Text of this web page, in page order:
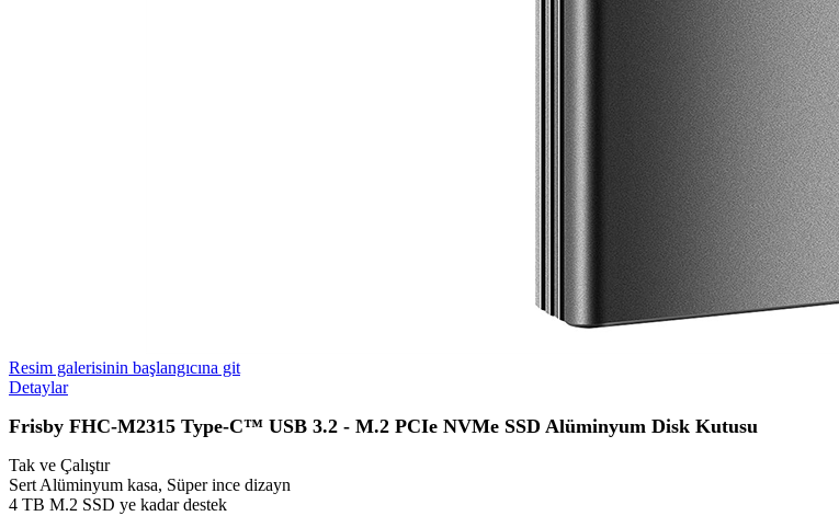
Resim galerisinin başlangıcına git
Detaylar
Frisby FHC-M2315 Type-C™ USB 3.2 - M.2 PCIe NVMe SSD Alüminyum Disk Kutusu
Tak ve Çalıştır
Sert Alüminyum kasa, Süper ince dizayn
4 TB M.2 SSD ye kadar destek